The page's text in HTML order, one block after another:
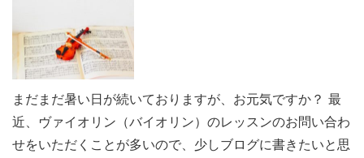
まだまだ暑い日が続いておりますが、お元気ですか？ 最
近、ヴァイオリン（バイオリン）のレッスンのお問い合わ
せをいただくことが多いので、少しブログに書きたいと思